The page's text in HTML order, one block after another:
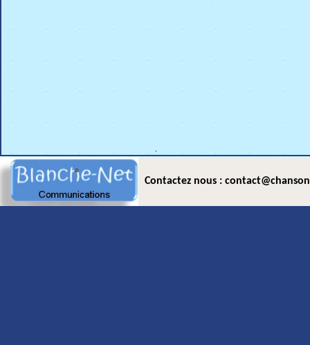
Contactez nous :